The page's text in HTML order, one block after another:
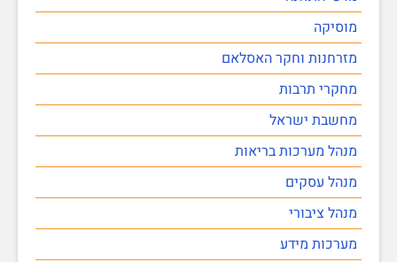
מוסיקה
מזרחנות וחקר האסלאם
מחקרי תרבות
מחשבת ישראל
מנהל מערכות בריאות
מנהל עסקים
מנהל ציבורי
מערכות מידע